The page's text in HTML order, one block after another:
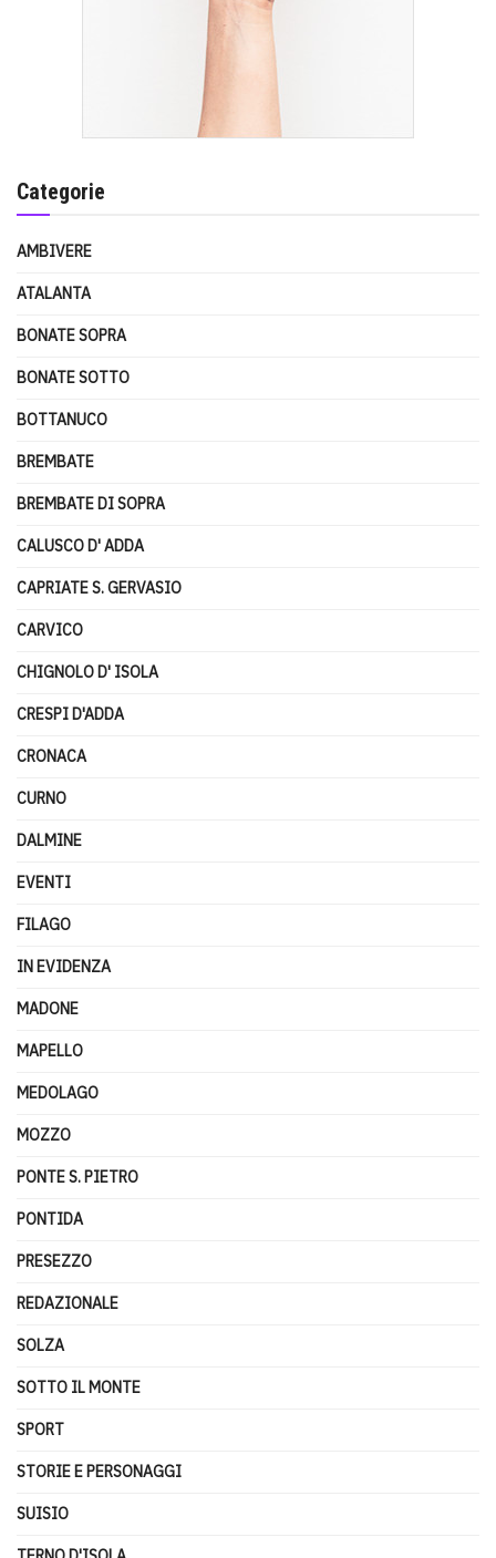
Categorie
AMBIVERE
ATALANTA
BONATE SOPRA
BONATE SOTTO
BOTTANUCO
BREMBATE
BREMBATE DI SOPRA
CALUSCO D' ADDA
CAPRIATE S. GERVASIO
CARVICO
CHIGNOLO D' ISOLA
CRESPI D'ADDA
CRONACA
CURNO
DALMINE
EVENTI
FILAGO
IN EVIDENZA
MADONE
MAPELLO
MEDOLAGO
MOZZO
PONTE S. PIETRO
PONTIDA
PRESEZZO
REDAZIONALE
SOLZA
SOTTO IL MONTE
SPORT
STORIE E PERSONAGGI
SUISIO